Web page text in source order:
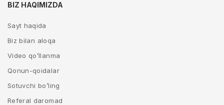
BIZ HAQIMIZDA
Sayt haqida
Biz bilan aloqa
Video qo’llanma
Qonun-qoidalar
Sotuvchi bo’ling
Referal daromad